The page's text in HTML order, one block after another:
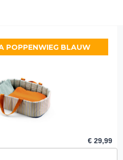
POPPENWIEG BLAUW
€ 29,99